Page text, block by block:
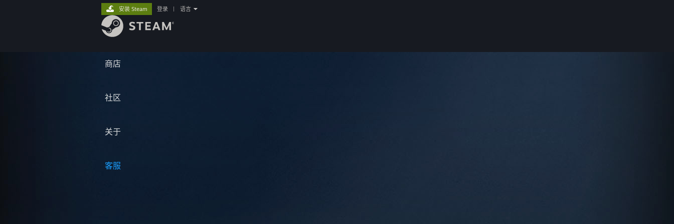
商店
社区
关于
客服
安装 Steam 登录 语言